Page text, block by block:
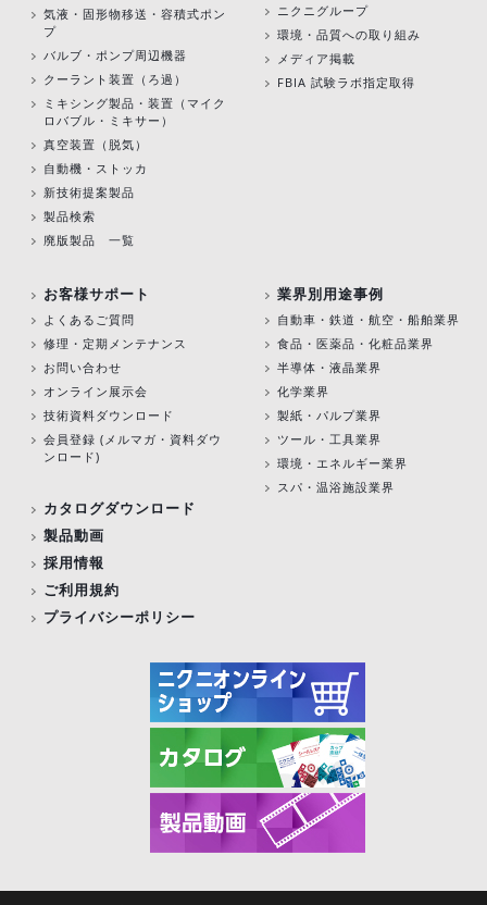
気液・固形物移送・容積式ポン
プ
バルブ・ポンプ周辺機器
クーラント装置（ろ過）
ミキシング製品・装置（マイク
ロバブル・ミキサー）
真空装置（脱気）
自動機・ストッカ
新技術提案製品
製品検索
廃版製品 一覧
ニクニグループ
環境・品質への取り組み
メディア掲載
FBIA 試験ラボ指定取得
お客様サポート
よくあるご質問
修理・定期メンテナンス
お問い合わせ
オンライン展示会
技術資料ダウンロード
会員登録 (メルマガ・資料ダウ
ンロード)
カタログダウンロード
製品動画
採用情報
ご利用規約
プライバシーポリシー
業界別用途事例
自動車・鉄道・航空・船舶業界
食品・医薬品・化粧品業界
半導体・液晶業界
化学業界
製紙・パルプ業界
ツール・工具業界
環境・エネルギー業界
スパ・温浴施設業界